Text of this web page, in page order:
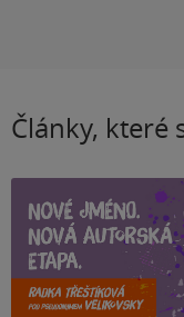
Články, které